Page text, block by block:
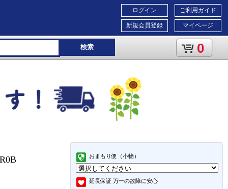
ご利用ガイド
マイページ
ログイン
新規会員登録
検索 0
おまもり便（小物）
延長保証 万一の故障に安心